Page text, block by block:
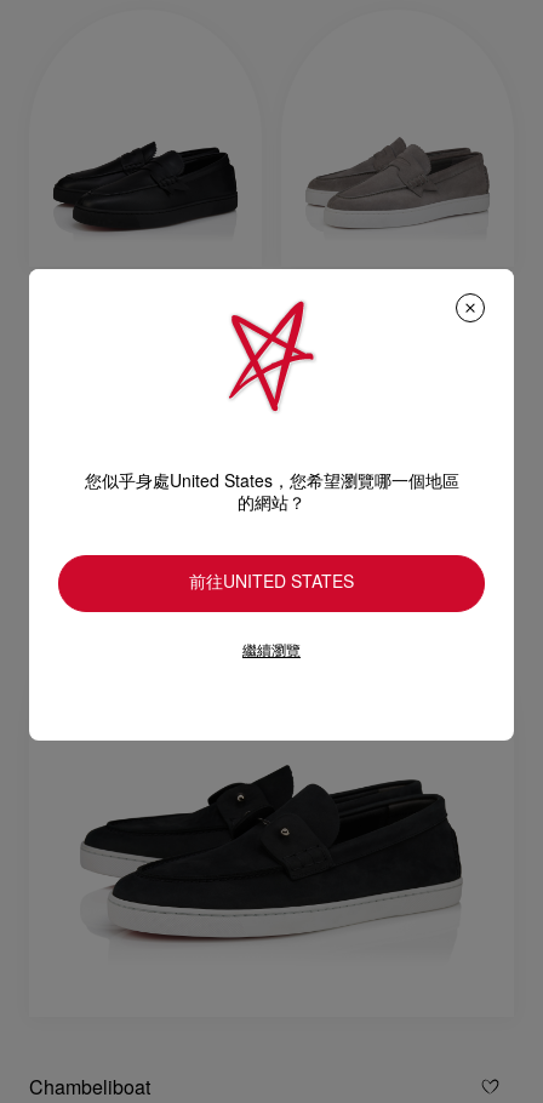
The Harold I
帆船鞋 - 小牛皮 - 灰色 - 男裝
Chambeliboat
您似乎身處United States，您希望瀏覽哪一個地區
的網站？
前往UNITED STATES
繼續瀏覽